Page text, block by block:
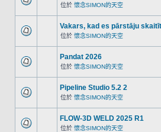
位於 懷念SIMON的天空
Vakars, kad es pārstāju skaitīt
位於 懷念SIMON的天空
Pandat 2026
位於 懷念SIMON的天空
Pipeline Studio 5.2 2
位於 懷念SIMON的天空
FLOW-3D WELD 2025 R1
位於 懷念SIMON的天空